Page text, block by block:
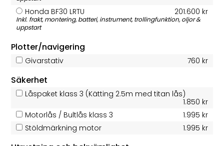
Honda BF30 LRTU 201.600 kr
Inkl. frakt, montering, batteri, instrument, trollingfunktion, oljor &
uppstart
Plotter/navigering
Givarstativ 760 kr
Säkerhet
Låspaket klass 3 (Kätting 2.5m med titan lås)
1.850 kr
Motorlås / Bultlås klass 3
1.995 kr
Stöldmärkning motor
1.995 kr